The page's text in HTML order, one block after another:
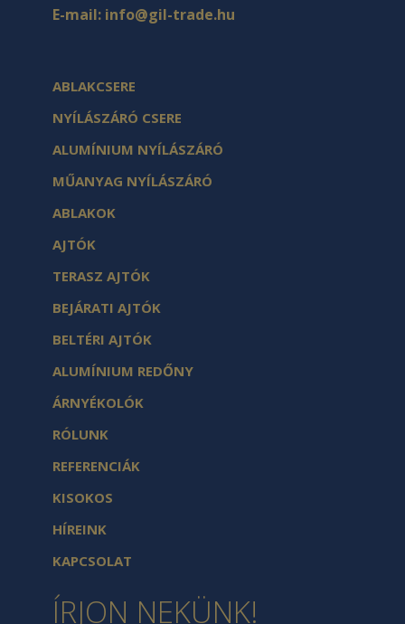
E-mail: info@gil-trade.hu
ABLAKCSERE
NYÍLÁSZÁRÓ CSERE
ALUMÍNIUM NYÍLÁSZÁRÓ
MŰANYAG NYÍLÁSZÁRÓ
ABLAKOK
AJTÓK
TERASZ AJTÓK
BEJÁRATI AJTÓK
BELTÉRI AJTÓK
ALUMÍNIUM REDŐNY
ÁRNYÉKOLÓK
RÓLUNK
REFERENCIÁK
KISOKOS
HÍREINK
KAPCSOLAT
ÍRJON NEKÜNK!